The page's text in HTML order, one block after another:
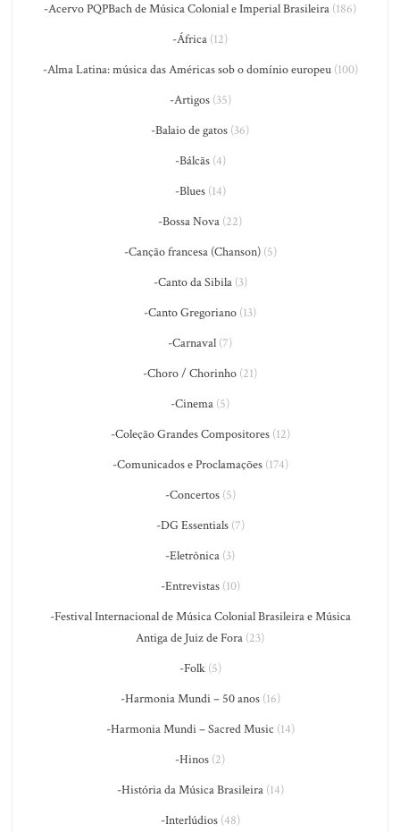
-Acervo PQPBach de Música Colonial e Imperial Brasileira (186)
-África (12)
-Alma Latina: música das Américas sob o domínio europeu(100)
-Artigos(35)
-Balaio de gatos (36)
-Bálcãs(4)
-Blues(14)
-Bossa Nova (22)
-Canção francesa (Chanson)(5)
-Canto da Sibila(3)
-Canto Gregoriano (13)
-Carnaval (7)
-Choro / Chorinho (21)
-Cinema (5)
-Coleção Grandes Compositores(12)
-Comunicados e Proclamações(174)
-Concertos(5)
-DG Essentials(7)
-Eletrônica (3)
-Entrevistas(10)
-Festival Internacional de Música Colonial Brasileira e Música
Antiga de Juiz de Fora (23)
-Folk(5)
-Harmonia Mundi – 50 anos(16)
-Harmonia Mundi – Sacred Music (14)
-Hinos (2)
-História da Música Brasileira(14)
-Interlúdios(48)